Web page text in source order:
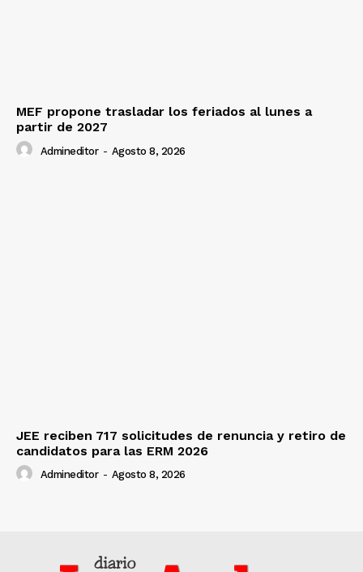
MEF propone trasladar los feriados al lunes a
partir de 2027
Admineditor - Agosto 8, 2026
JEE reciben 717 solicitudes de renuncia y retiro de
candidatos para las ERM 2026
Admineditor - Agosto 8, 2026